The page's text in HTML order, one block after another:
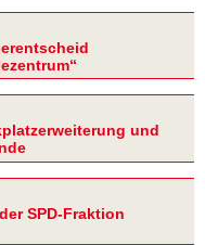
und
SPD-Fraktion